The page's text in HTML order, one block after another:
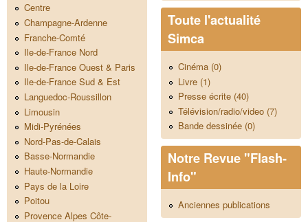
Centre
Champagne-Ardenne
Franche-Comté
Ile-de-France Nord
Ile-de-France Ouest & Paris
Ile-de-France Sud & Est
Languedoc-Roussillon
Limousin
Midi-Pyrénées
Nord-Pas-de-Calais
Basse-Normandie
Haute-Normandie
Pays de la Loire
Poitou
Provence Alpes Côte-
Toute l'actualité
Simca
Cinéma (0)
Livre (1)
Presse écrite (40)
Télévision/radio/video (7)
Bande dessinée (0)
Notre Revue "Flash-
Info"
Anciennes publications